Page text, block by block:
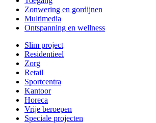
Zonwering en gordijnen
Multimedia
Ontspanning en wellness
Slim project
Residentieel
Zorg
Retail
Sportcentra
Kantoor
Horeca
Vrije beroepen
Speciale projecten